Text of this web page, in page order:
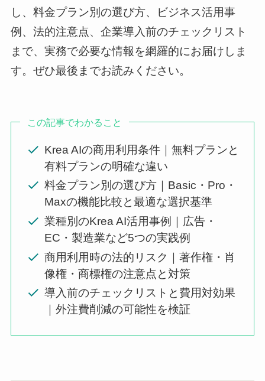
し、料金プラン別の選び方、ビジネス活用事
例、法的注意点、企業導入前のチェックリスト
まで、実務で必要な情報を網羅的にお届けしま
す。ぜひ最後までお読みください。
この記事でわかること
Krea AIの商用利用条件｜無料プランと
有料プランの明確な違い
料金プラン別の選び方｜Basic・Pro・
Maxの機能比較と最適な選択基準
業種別のKrea AI活用事例｜広告・
EC・製造業など5つの実践例
商用利用時の法的リスク｜著作権・肖
像権・商標権の注意点と対策
導入前のチェックリストと費用対効果
｜外注費削減の可能性を検証